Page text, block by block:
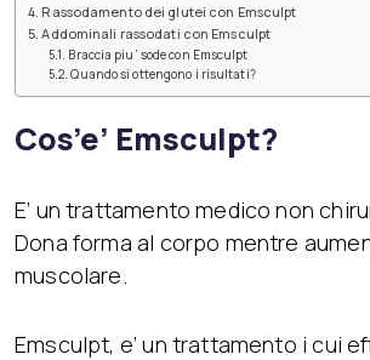
Rassodamento dei glutei con Emsculpt
Addominali rassodati con Emsculpt
Braccia piu’ sode con Emsculpt
Quando si ottengono i risultati?
Cos’e’ Emsculpt?
E’ un trattamento medico non
Dona forma al corpo mentre
muscolare.
Emsculpt, e’ un trattamento i cui